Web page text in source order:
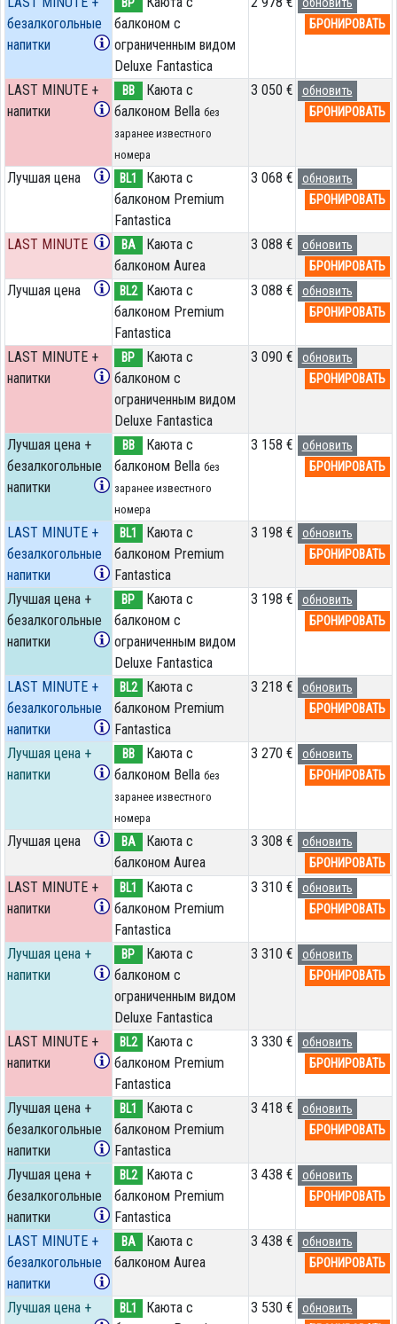
безалкогольные
напитки
балконом c
ограниченным видом
Deluxe Fantastica
БРОНИРОВАТЬ
LAST MINUTE +
напитки
BB
Каюта с
балконом Bella без
заранее известного
номера
3 050 €
обновить
БРОНИРОВАТЬ
Лучшая цена BL1
Каюта с
балконом Premium
Fantastica
3 068 €
обновить
БРОНИРОВАТЬ
LAST MINUTE BA
Каюта с
балконом Aurea
3 088 €
обновить
БРОНИРОВАТЬ
Лучшая цена BL2
Каюта с
балконом Premium
Fantastica
3 088 €
обновить
БРОНИРОВАТЬ
LAST MINUTE +
напитки
BP
Каюта с
балконом c
ограниченным видом
Deluxe Fantastica
3 090 €
обновить
БРОНИРОВАТЬ
Лучшая цена +
безалкогольные
напитки
BB
Каюта с
балконом Bella без
заранее известного
номера
3 158 €
обновить
БРОНИРОВАТЬ
LAST MINUTE +
безалкогольные
напитки
BL1
Каюта с
балконом Premium
Fantastica
3 198 €
обновить
БРОНИРОВАТЬ
Лучшая цена +
безалкогольные
напитки
BP
Каюта с
балконом c
ограниченным видом
Deluxe Fantastica
3 198 €
обновить
БРОНИРОВАТЬ
LAST MINUTE +
безалкогольные
напитки
BL2
Каюта с
балконом Premium
Fantastica
3 218 €
обновить
БРОНИРОВАТЬ
Лучшая цена +
напитки
BB
Каюта с
балконом Bella без
заранее известного
номера
3 270 €
обновить
БРОНИРОВАТЬ
Лучшая цена BA
Каюта с
балконом Aurea
3 308 €
обновить
БРОНИРОВАТЬ
LAST MINUTE +
напитки
BL1
Каюта с
балконом Premium
Fantastica
3 310 €
обновить
БРОНИРОВАТЬ
Лучшая цена +
напитки
BP
Каюта с
балконом c
ограниченным видом
Deluxe Fantastica
3 310 €
обновить
БРОНИРОВАТЬ
LAST MINUTE +
напитки
BL2
Каюта с
балконом Premium
Fantastica
3 330 €
обновить
БРОНИРОВАТЬ
Лучшая цена +
безалкогольные
напитки
BL1
Каюта с
балконом Premium
Fantastica
3 418 €
обновить
БРОНИРОВАТЬ
Лучшая цена +
безалкогольные
напитки
BL2
Каюта с
балконом Premium
Fantastica
3 438 €
обновить
БРОНИРОВАТЬ
LAST MINUTE +
безалкогольные
напитки
BA
Каюта с
балконом Aurea
3 438 €
обновить
БРОНИРОВАТЬ
Лучшая цена +
BL1
Каюта с
3 530 €
обновить